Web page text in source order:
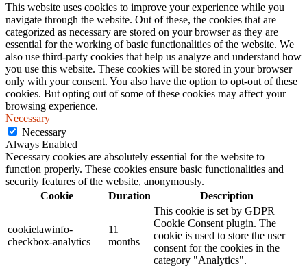
This website uses cookies to improve your experience while you
navigate through the website. Out of these, the cookies that are
categorized as necessary are stored on your browser as they are
essential for the working of basic functionalities of the website. We
also use third-party cookies that help us analyze and understand how
you use this website. These cookies will be stored in your browser
only with your consent. You also have the option to opt-out of these
cookies. But opting out of some of these cookies may affect your
browsing experience.
Necessary
Necessary
Always Enabled
Necessary cookies are absolutely essential for the website to
function properly. These cookies ensure basic functionalities and
security features of the website, anonymously.
Cookie
Duration Description
cookielawinfo-
checkbox-analytics
11
months
This cookie is set by GDPR
Cookie Consent plugin. The
cookie is used to store the user
consent for the cookies in the
category "Analytics".